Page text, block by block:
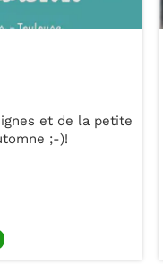
et de la petite
;-)!